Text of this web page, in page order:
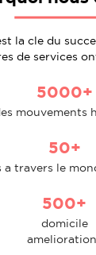
la cle du
de services
5000+
mouvements
50+
a travers le
500+
domicile